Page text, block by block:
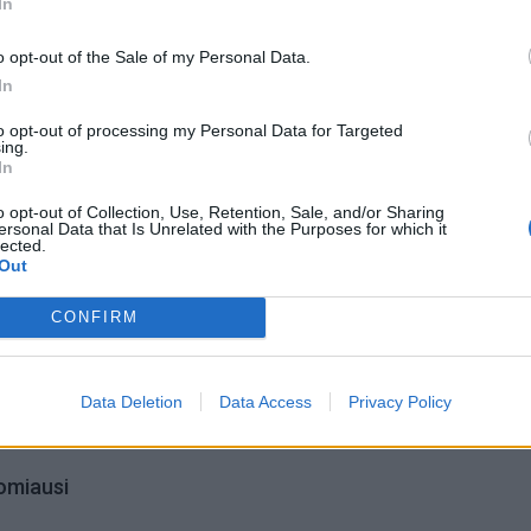
opt-out of the Sale of my Personal Data.
opt-out of processing my Personal Data for Targeted
opt-out of Collection, Use, Retention, Sale, and/or Sharing
Data that Is Unrelated with the Purposes for which it
CONFIRM
Data Deletion Data Access Privacy Policy
karščio bangos ir sausra